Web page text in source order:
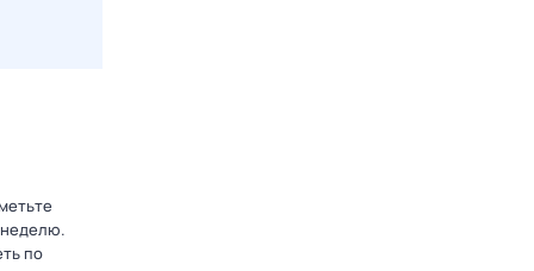
неделю.
по